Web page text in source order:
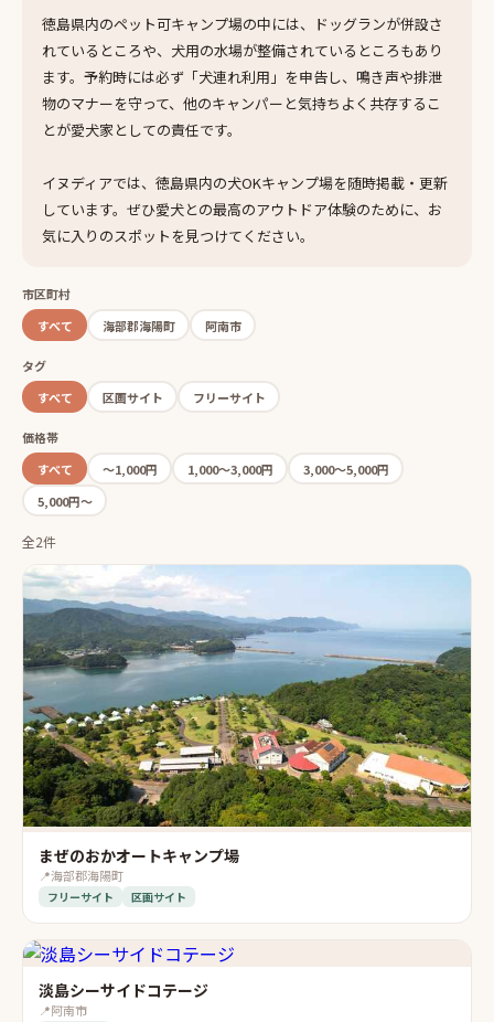
徳島県内のペット可キャンプ場の中には、ドッグランが併設さ
れているところや、犬用の水場が整備されているところもあり
ます。予約時には必ず「犬連れ利用」を申告し、鳴き声や排泄
物のマナーを守って、他のキャンパーと気持ちよく共存するこ
とが愛犬家としての責任です。
イヌディアでは、徳島県内の犬OKキャンプ場を随時掲載・更新
しています。ぜひ愛犬との最高のアウトドア体験のために、お
気に入りのスポットを見つけてください。
市区町村
すべて
海部郡海陽町 阿南市
タグ
すべて
区画サイト フリーサイト
価格帯
すべて
〜1,000円 1,000〜3,000円
3,000〜5,000円
5,000円〜
全2件
まぜのおかオートキャンプ場
📍海部郡海陽町
フリーサイト 区画サイト
淡島シーサイドコテージ
📍阿南市